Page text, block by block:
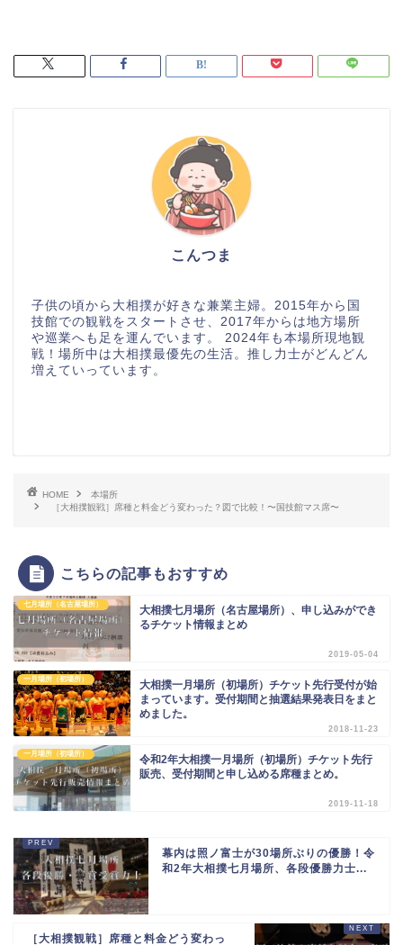
こんつま
子供の頃から大相撲が好きな兼業主婦。2015年から国
技館での観戦をスタートさせ、2017年からは地方場所
や巡業へも足を運んでいます。 2024年も本場所現地観
戦！場所中は大相撲最優先の生活。推し力士がどんどん
増えていっています。
HOME
本場所
［大相撲観戦］席種と料金どう変わった？図で比較！〜国技館マス席〜
こちらの記事もおすすめ
七月場所（名古屋場所）
大相撲七月場所（名古屋場所）、申し込みができ
るチケット情報まとめ
2019-05-04
一月場所（初場所）
大相撲一月場所（初場所）チケット先行受付が始
まっています。受付期間と抽選結果発表日をまと
めました。
2018-11-23
一月場所（初場所）
令和2年大相撲一月場所（初場所）チケット先行
販売、受付期間と申し込める席種まとめ。
2019-11-18
幕内は照ノ富士が30場所ぶりの優勝！令
和2年大相撲七月場所、各段優勝力士...
［大相撲観戦］席種と料金どう変わっ